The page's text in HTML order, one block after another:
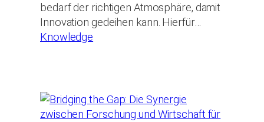
bedarf der richtigen Atmosphäre, damit
Innovation gedeihen kann. Hierfür…
Knowledge